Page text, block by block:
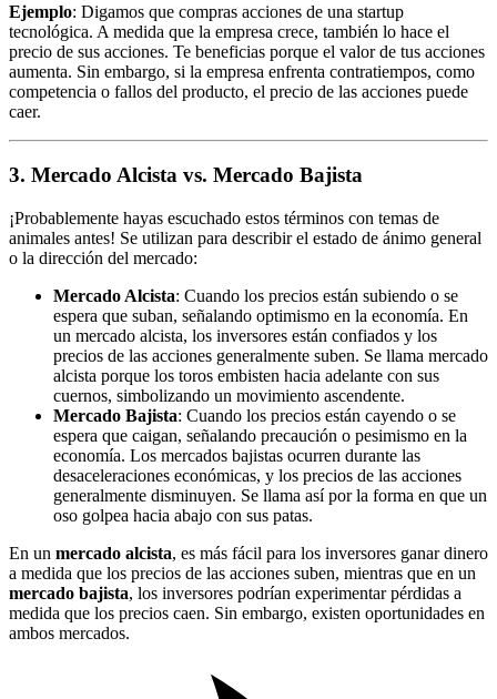
Ejemplo: Digamos que compras acciones de una startup
tecnológica. A medida que la empresa crece, también lo hace el
precio de sus acciones. Te beneficias porque el valor de tus acciones
aumenta. Sin embargo, si la empresa enfrenta contratiempos, como
competencia o fallos del producto, el precio de las acciones puede
caer.
3. Mercado Alcista vs. Mercado Bajista
¡Probablemente hayas escuchado estos términos con temas de
animales antes! Se utilizan para describir el estado de ánimo general
o la dirección del mercado:
Mercado Alcista: Cuando los precios están subiendo o se
espera que suban, señalando optimismo en la economía. En
un mercado alcista, los inversores están confiados y los
precios de las acciones generalmente suben. Se llama mercado
alcista porque los toros embisten hacia adelante con sus
cuernos, simbolizando un movimiento ascendente.
Mercado Bajista: Cuando los precios están cayendo o se
espera que caigan, señalando precaución o pesimismo en la
economía. Los mercados bajistas ocurren durante las
desaceleraciones económicas, y los precios de las acciones
generalmente disminuyen. Se llama así por la forma en que un
oso golpea hacia abajo con sus patas.
En un mercado alcista, es más fácil para los inversores ganar dinero
a medida que los precios de las acciones suben, mientras que en un
mercado bajista, los inversores podrían experimentar pérdidas a
medida que los precios caen. Sin embargo, existen oportunidades en
ambos mercados.